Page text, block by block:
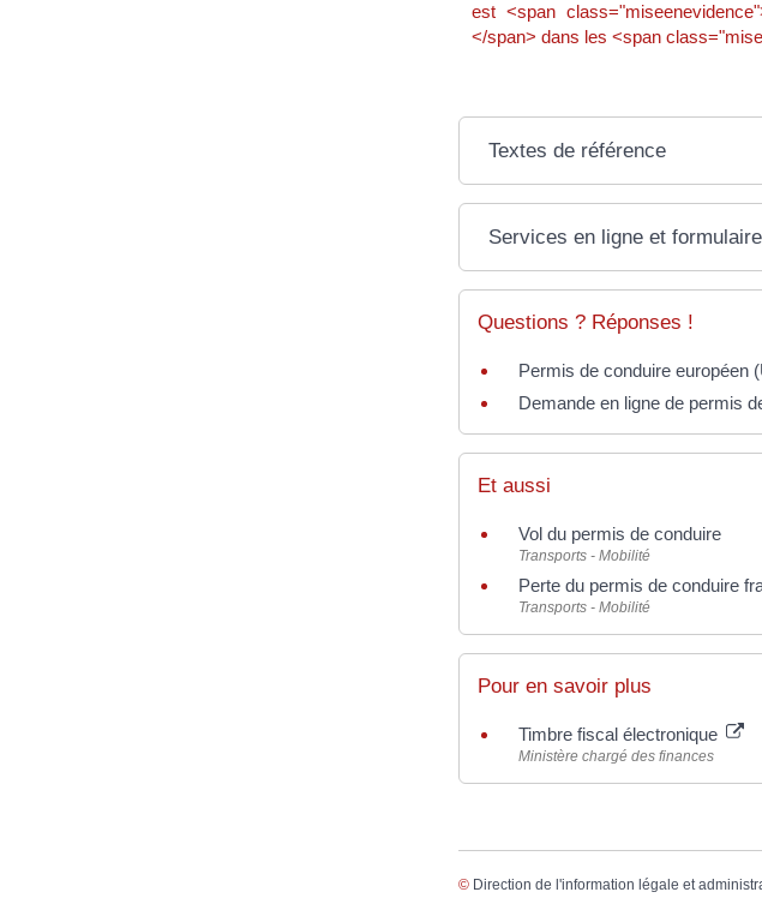
est <span
</span> dans les <span
Textes de référence
Services en ligne et
Questions ? Réponses !
Permis de conduire européen
Demande en ligne de permis
Et aussi
Vol du permis de conduire
Transports - Mobilité
Perte du permis de conduire
Transports - Mobilité
Pour en savoir plus
Timbre fiscal électronique
Ministère chargé des finances
© Direction de l'information légale et